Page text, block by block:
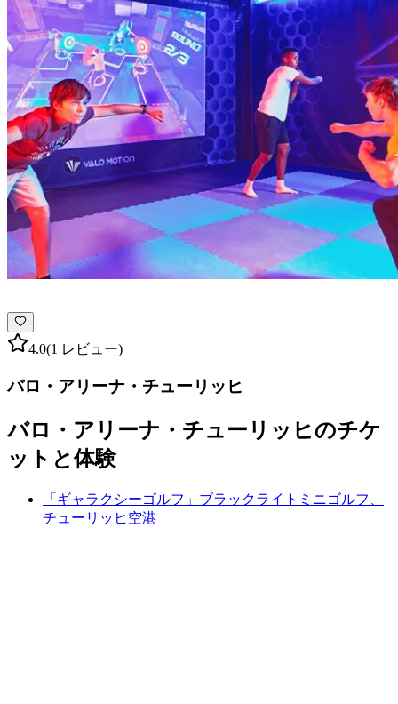
4.0(1 レビュー)
バロ・アリーナ・チューリッヒ
バロ・アリーナ・チューリッヒのチケ
ットと体験
「ギャラクシーゴルフ」ブラックライトミニゴルフ、
チューリッヒ空港